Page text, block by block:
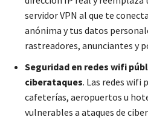
servidor VPN al que te
anónima y tus datos
rastreadores, anunciantes y
Seguridad en redes wifi
ciberataques. Las redes wifi
cafeterías, aeropuertos u
vulnerables a ataques de